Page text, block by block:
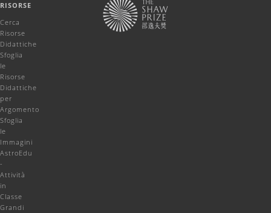
RISORSE
Cerca
Risorse
Didattiche
Sfoglia
le
Risorse
Didattiche
per
Argomento
Sfoglia
le
Immagini
AstroEdu
-
Attività
in
Classe
Grandi